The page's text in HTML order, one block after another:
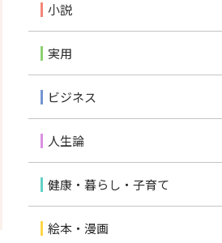
小説
実用
ビジネス
人生論
健康・暮らし・子育て
絵本・漫画